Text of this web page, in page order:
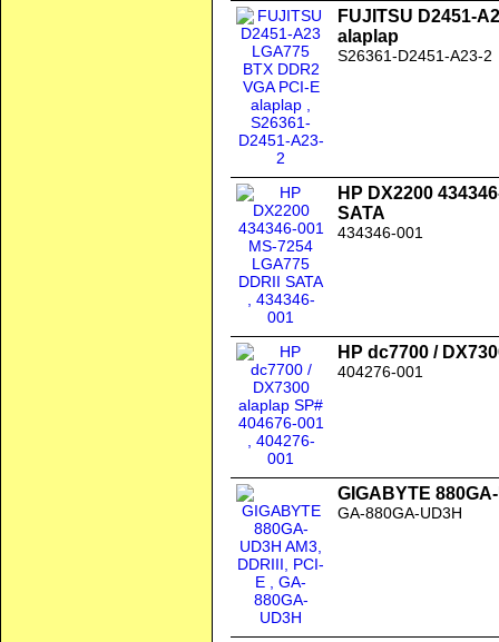
FUJITSU D2451-
alaplap
S26361-D2451-A23-2
HP DX2200
SATA
434346-001
HP dc7700 /
404276-001
GIGABYTE
GA-880GA-UD3H